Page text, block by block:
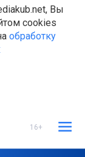
Вы
cookies
обработку
16+